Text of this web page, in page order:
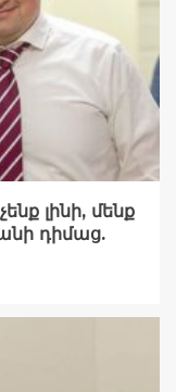
լինի, մենք
դիմաց.